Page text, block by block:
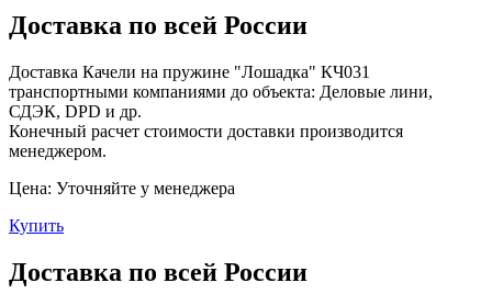
Доставка по всей России
Доставка Качели на пружине "Лошадка" КЧ031
транспортными компаниями до объекта: Деловые лини,
СДЭК, DPD и др.
Конечный расчет стоимости доставки производится
менеджером.
Цена: Уточняйте у менеджера
Купить
Доставка по всей России